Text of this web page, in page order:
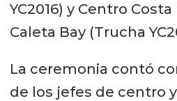
YC2016) y Centro
Caleta Bay (Trucha
La ceremonia contó
de los jefes de centro